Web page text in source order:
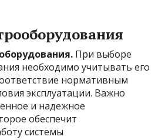
При выборе
необходимо учитывать его
нормативным
эксплуатации. Важно
и надежное
обеспечит
системы